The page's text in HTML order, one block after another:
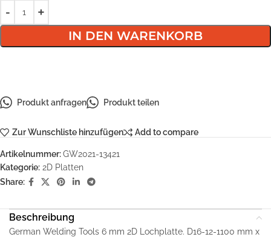
IN DEN WARENKORB
Produkt anfragen Produkt teilen
Zur Wunschliste hinzufügen Add to compare
Artikelnummer:GW2021-13421
Kategorie: 2D Platten
Share:
Beschreibung
German Welding Tools 6 mm 2D Lochplatte. D16-12-1100 mm x